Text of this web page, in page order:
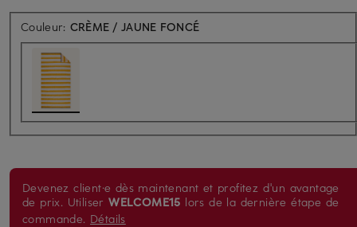
Couleur: CRÈME / JAUNE FONCÉ
Devenez client·e dès maintenant et profitez d'un avantage
de prix. UtiliserWELCOME15 lors de la dernière étape de
commande. Détails